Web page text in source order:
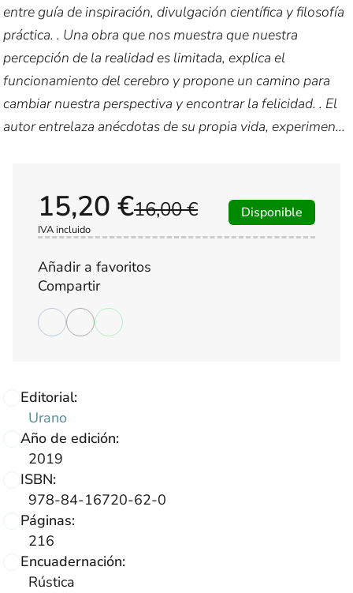
entre guía de inspiración, divulgación científica y filosofía
práctica. . Una obra que nos muestra que nuestra
percepción de la realidad es limitada, explica el
funcionamiento del cerebro y propone un camino para
cambiar nuestra perspectiva y encontrar la felicidad. . El
autor entrelaza anécdotas de su propia vida, experimen...
Editorial:
Urano
Año de edición:
2019
ISBN:
978-84-16720-62-0
Páginas:
216
Encuadernación:
Rústica
16,00 €
15,20 €
IVA incluido
Disponible
Añadir a favoritos
Compartir